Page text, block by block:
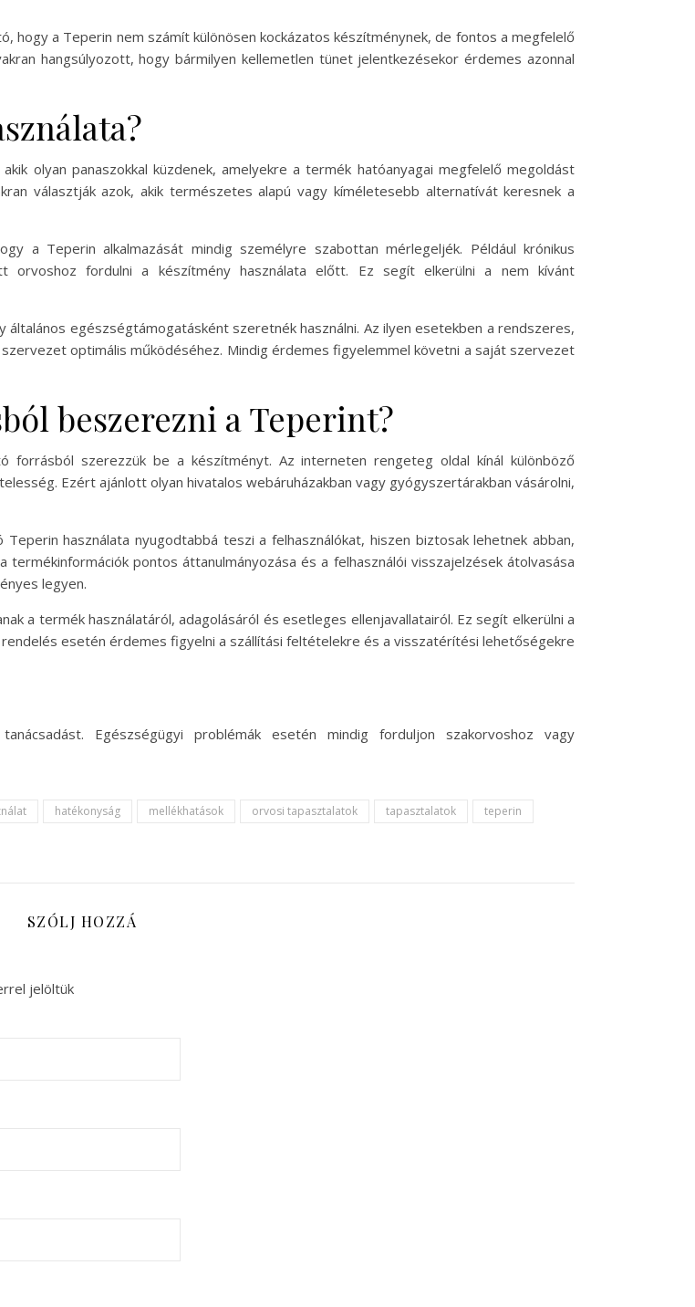
hogy a Teperin nem számít különösen kockázatos készítménynek, de fontos a megfelelő
hangsúlyozott, hogy bármilyen kellemetlen tünet jelentkezésekor érdemes azonnal
olyan panaszokkal küzdenek, amelyekre a termék hatóanyagai megfelelő megoldást
választják azok, akik természetes alapú vagy kíméletesebb alternatívát keresnek a
a Teperin alkalmazását mindig személyre szabottan mérlegeljék. Például krónikus
orvoshoz fordulni a készítmény használata előtt. Ez segít elkerülni a nem kívánt
egészségtámogatásként szeretnék használni. Az ilyen esetekben a rendszeres,
optimális működéséhez. Mindig érdemes figyelemmel követni a saját szervezet
beszerezni a Teperint?
forrásból szerezzük be a készítményt. Az interneten rengeteg oldal kínál különböző
Ezért ajánlott olyan hivatalos webáruházakban vagy gyógyszertárakban vásárolni,
használata nyugodtabbá teszi a felhasználókat, hiszen biztosak lehetnek abban,
pontos áttanulmányozása és a felhasználói visszajelzések átolvasása
legyen.
a termék használatáról, adagolásáról és esetleges ellenjavallatairól. Ez segít elkerülni a
esetén érdemes figyelni a szállítási feltételekre és a visszatérítési lehetőségekre
Egészségügyi problémák esetén mindig forduljon szakorvoshoz vagy
hatékonyság mellékhatások orvosi tapasztalatok tapasztalatok
teperin
SZÓLJ HOZZÁ
jelöltük